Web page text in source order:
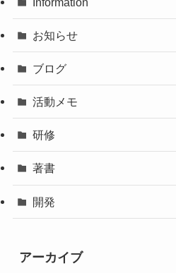
お知らせ
ブログ
活動メモ
研修
著書
開発
アーカイブ